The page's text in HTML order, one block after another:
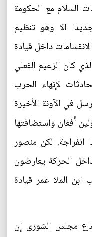
السلام مع الحكومة
الا وهو تنظيم
داخل قيادة
كان الزعيم الفعلي
لإنهاء الحرب
من 13 عاما. وأرسل في الآونة الأخيرة
أفغان واستضافتها
انفراجة. لكن منصور
الحركة يعارضون
الملا عمر قيادة
مجلس الشورى إن